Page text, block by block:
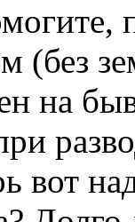
(без
на
вот